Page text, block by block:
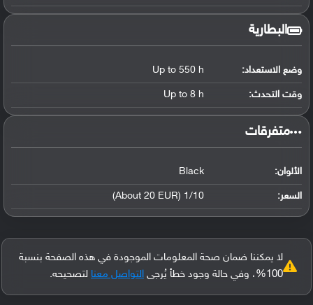
البطارية
وضع الاستعداد: Up to 550 h
وقت التحدث: Up to 8 h
‏متفرقات‏
الألوان: Black
السعر: 1/10 (About 20 EUR)
لا يمكننا ضمان صحة المعلومات الموجودة في هذه الصفحة بنسبة
100%، وفي حالة وجود خطأ يُرجى
التواصل معنا لتصحيحه.